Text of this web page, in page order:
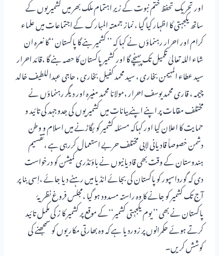
اور تحریک تحفظ ختم نبوت کے زیر اہتمام ملک بھر میں کشمیر یوں کے
ساتھ یکجہتی کا اظہار کیا گیا ، نماز جمعتہ المبارک کے اجتماعات میں علماء
کرام اور احرار رہنماؤں نے کہا کہ ’’ کشمیر بنے گا پاکستان ‘‘کا نعرہ ان
شاء اللہ تعالیٰ تکمیل تک پہنچے گا اور کشمیر پاکستان کا حصہ بنے گا ،قائد احرار
سید عطاء المہیمن بخاری ، سید محمد کفیل بخاری ، حاجی عبداللطیف خالد
چیمہ ، قاری محمد یوسف احرار ،مولانا محمد مغیرہ اور دیگر رہنماؤں نے
مختلف مقامات پر اپنے اپنے بیانات میں کشمیر یوں کی جدوجہد کی تائید و
حمایت کا اعلان کیا اور کہاکہ مسئلہ کشمیر کو بگاڑنے میں اسلام و وطن
دشمن خصوصاََ قادیانی لابی مختلف حربے استعمال کررہی ہے ،تقسیم
ہندوستان کے وقت بھی قادیانیوں نے باؤنڈری کمیشن کو درخواست
دی کہ گورداسپور کو پاکستان کی بجائے انڈیا میں رہنے دیا جائے ،اِسی بنا پر
آج تک کشمیر کو جانے کا وہ راستہ مسدود ہو گیا ،مجلس فروغ نظریۂ
پاکستان نے بھی ’’ یوم یکجہتی کشمیر‘‘کے موقع پر کشمیر کا ز کی مکمل تائید
کرتے ہوئے حکمرانوں پر زوردیا ہے کہ وہ بھارتی مکاریوں کو سمجھنے کی
کوشش کریں۔